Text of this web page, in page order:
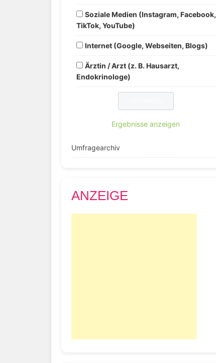
Soziale Medien (Instagram, Facebook,
TikTok, YouTube)
Internet (Google, Webseiten, Blogs)
Ärztin / Arzt (z. B. Hausarzt,
Endokrinologe)
Ergebnisse anzeigen
Umfragearchiv
ANZEIGE